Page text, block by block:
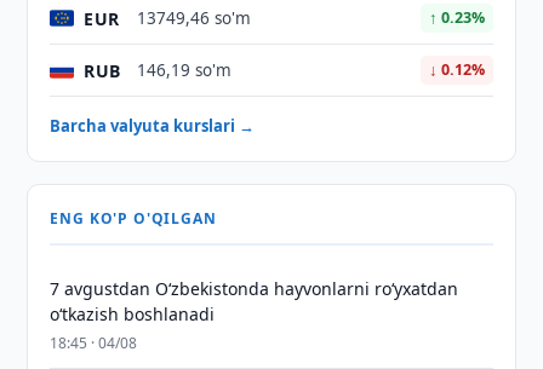
EUR 13749,46 so'm ↑ 0.23%
RUB 146,19 so'm ↓ 0.12%
Barcha valyuta kurslari →
ENG KO'P O'QILGAN
7 avgustdan O‘zbekistonda hayvonlarni ro‘yxatdan
o‘tkazish boshlanadi
18:45 · 04/08